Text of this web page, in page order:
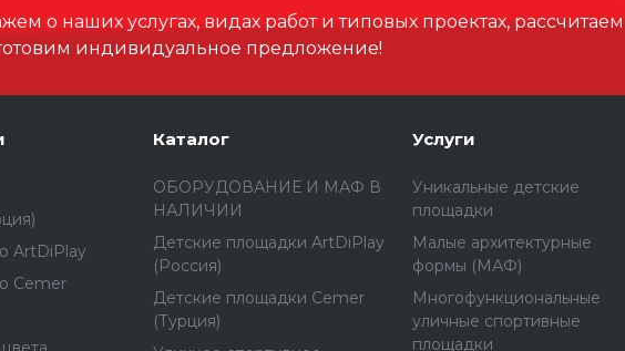
Материал
о наших услугах, видах работ и типовых проектах, рассчитаем
индивидуальное предложение!
ArtDiPlay
Cemer
Каталог
ОБОРУДОВАНИЕ И МАФ В
НАЛИЧИИ
Детские площадки ArtDiPlay
(Россия)
Детские площадки Cemer
(Турция)
Услуги
Уникальные детские
площадки
Малые архитектурные
формы (МАФ)
Многофункциональные
уличные спортивные
площадки